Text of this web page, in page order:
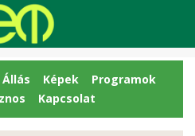
Állás Képek
Programok
Kapcsolat